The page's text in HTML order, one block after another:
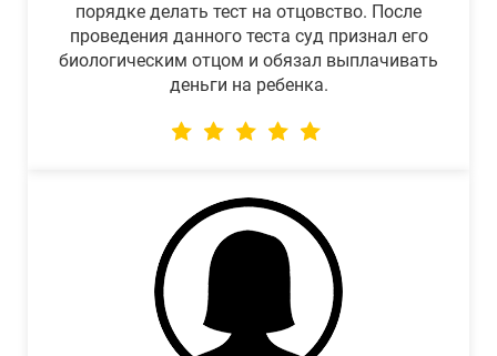
порядке делать тест на отцовство. После
проведения данного теста суд признал его
биологическим отцом и обязал выплачивать
деньги на ребенка.